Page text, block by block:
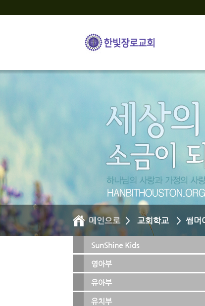
메인으로 > 교회학교 > 썸머
SunShine Kids
영아부
유아부
유치부